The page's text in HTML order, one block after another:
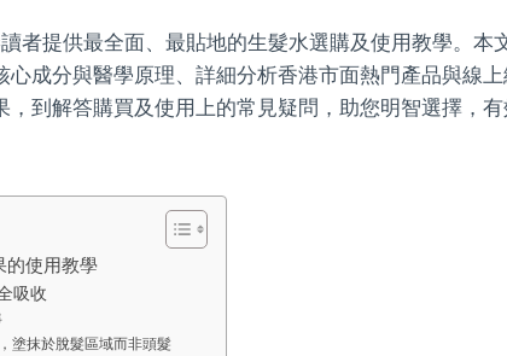
者提供最全面、最貼地的生髮水選購及使用教學。本
成分與醫學原理、詳細分析香港市面熱門產品與線
到解答購買及使用上的常見疑問，助您明智選擇，有
的使用教學
吸收
塗抹於脫髮區域而非頭髮